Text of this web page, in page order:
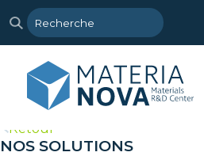
Retour
NOS SOLUTIONS